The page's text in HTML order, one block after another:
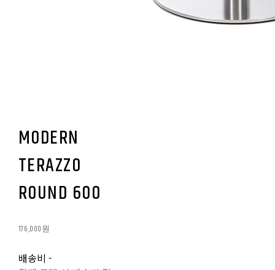
MODERN
TERAZZO
ROUND 600
176,000원
배송비 -